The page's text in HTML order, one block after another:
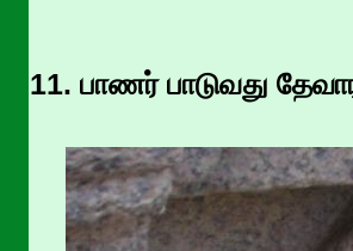
11. பாணர் பாடுவது